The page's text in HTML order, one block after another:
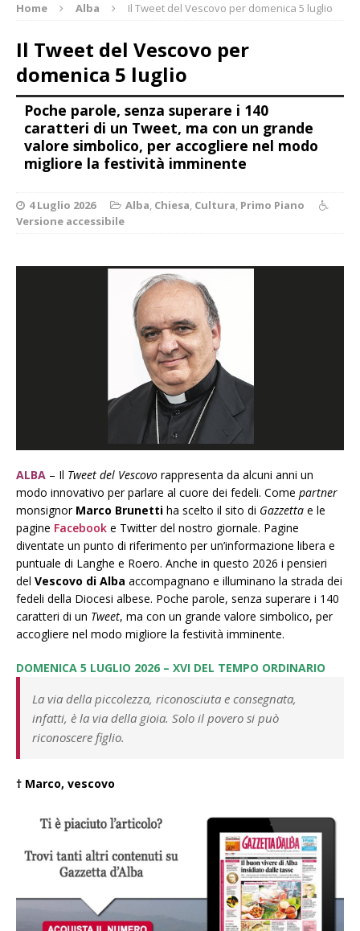
Home Alba Il Tweet del Vescovo per domenica 5 luglio
Il Tweet del Vescovo per
domenica 5 luglio
Poche parole, senza superare i 140
caratteri di un Tweet, ma con un grande
valore simbolico, per accogliere nel modo
migliore la festività imminente
4 Luglio 2026 Alba, Chiesa, Cultura, Primo Piano
Versione accessibile
ALBA – Il Tweet del Vescovo rappresenta da alcuni anni un
modo innovativo per parlare al cuore dei fedeli. Come partner
monsignor Marco Brunetti ha scelto il sito di Gazzetta e le
pagine Facebook e Twitter del nostro giornale. Pagine
diventate un punto di riferimento per un’informazione libera e
puntuale di Langhe e Roero. Anche in questo 2026 i pensieri
del Vescovo di Alba accompagnano e illuminano la strada dei
fedeli della Diocesi albese. Poche parole, senza superare i 140
caratteri di un Tweet, ma con un grande valore simbolico, per
accogliere nel modo migliore la festività imminente.
DOMENICA 5 LUGLIO 2026 – XVI DEL TEMPO ORDINARIO
La via della piccolezza, riconosciuta e consegnata,
infatti, è la via della gioia. Solo il povero si può
riconoscere figlio.
† Marco, vescovo